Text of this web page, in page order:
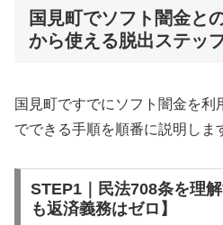
国見町でソフト闇金と
から使える脱出ステッ
国見町ですでにソフト闇金を利
でできる手順を順番に説明しま
STEP1｜民法708条を理
も返済義務はゼロ】